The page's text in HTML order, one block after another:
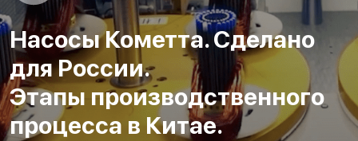
Насосы Кометта. Сделано
для России.
Этапы производственного
процесса в Китае.